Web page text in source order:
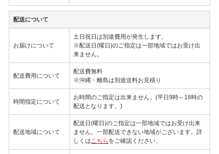
配送について
お届けについて
土日祝日は別途費用が発生します。
※配送日(曜日)のご指定は一部地域ではお受け出
来ません。
配送費用について
配送費無料
※沖縄・離島は別途送料お見積り
時間指定について
お時間のご指定は出来ません。(平日9時～18時の
配送となります。)
配送地域について
配送日(曜日)のご指定は一部地域ではお受け出来
ません。一部配送できない地域がございます。詳
しくはこちら をご確認ください。